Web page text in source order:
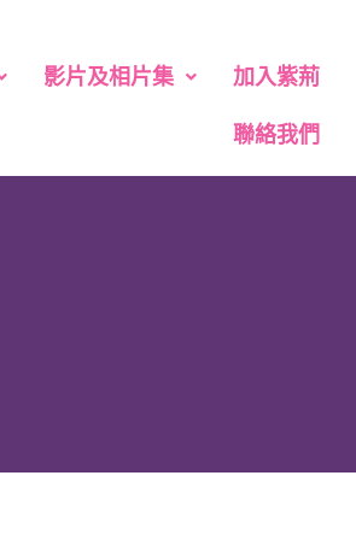
影片及相片集 加入紫荊
聯絡我們